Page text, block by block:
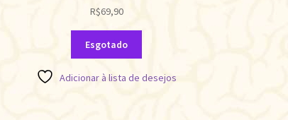
R$69,90
Esgotado
Adicionar à lista de desejos